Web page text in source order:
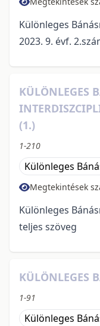
Különleges
2023. 9. évf.
KÜLÖNLEGES
(1.)
1-210
Különleges
Megtekintések
Különleges
teljes szöveg
KÜLÖNLEGES
1-91
Különleges